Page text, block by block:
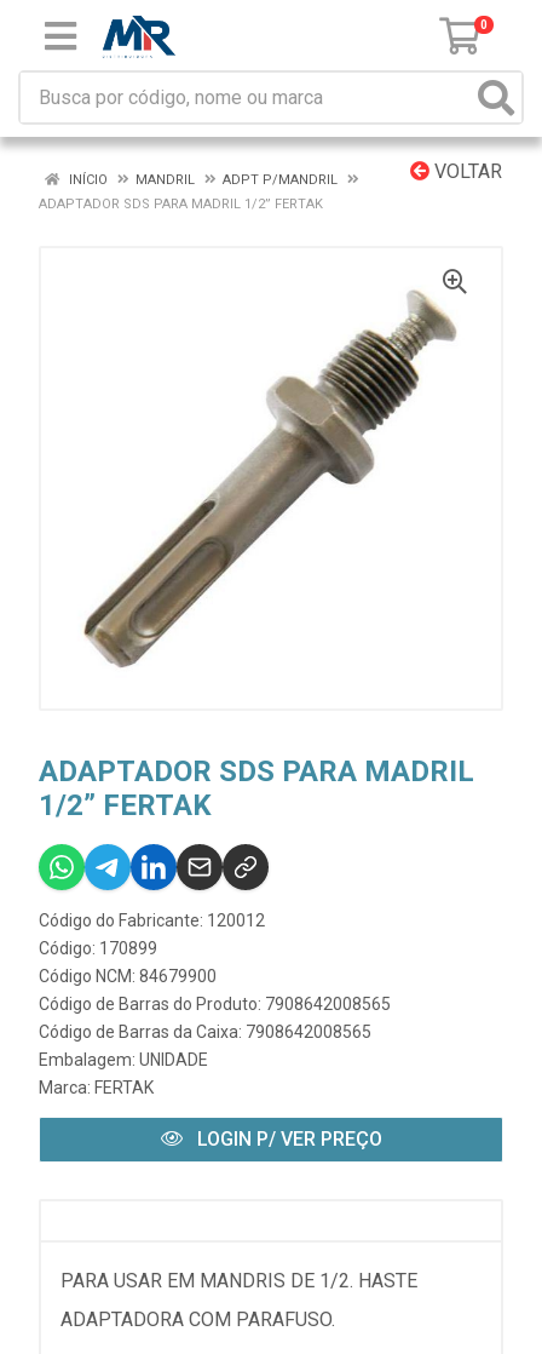
0
VOLTAR
INÍCIO MANDRIL
ADPT P/MANDRIL
ADAPTADOR SDS PARA MADRIL 1/2” FERTAK
ADAPTADOR SDS PARA MADRIL
1/2” FERTAK
Código do Fabricante: 120012
Código: 170899
Código NCM: 84679900
Código de Barras do Produto: 7908642008565
Código de Barras da Caixa: 7908642008565
Embalagem: UNIDADE
Marca: FERTAK
LOGIN P/ VER PREÇO
PARA USAR EM MANDRIS DE 1/2. HASTE
ADAPTADORA COM PARAFUSO.